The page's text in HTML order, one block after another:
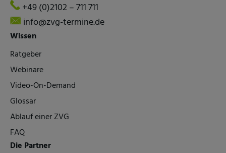
+49 (0)2102 – 711 711
info@zvg-termine.de
Wissen
Ratgeber
Webinare
Video-On-Demand
Glossar
Ablauf einer ZVG
FAQ
Die Partner